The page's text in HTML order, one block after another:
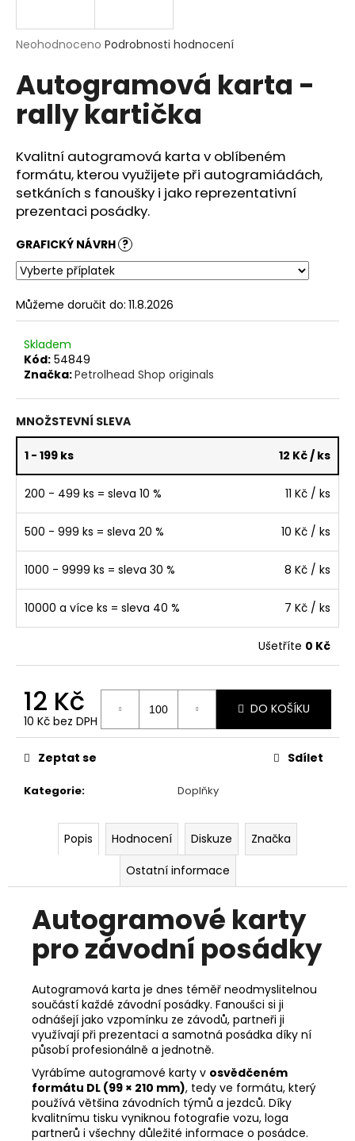
Průměrné
produktu
je
hvězdiček.
Neohodnoceno Podrobnosti hodnocení
Autogramová karta -
rally kartička
Kvalitní autogramová karta v oblíbeném
formátu, kterou využijete při autogramiádách,
setkáních s fanoušky i jako reprezentativní
prezentaci posádky.
GRAFICKÝ NÁVRH ?
Můžeme doručit do: 11.8.2026
Skladem
Kód: 54849
Značka:Petrolhead Shop originals
MNOŽSTEVNÍ SLEVA
1 - 199 ks 12 Kč/ ks
200 - 499 ks = sleva 10 % 11 Kč / ks
500 - 999 ks = sleva 20 % 10 Kč / ks
1000 - 9999 ks = sleva 30 % 8 Kč / ks
10000 a více ks = sleva 40 % 7 Kč / ks
Ušetříte 0 Kč
12 Kč
10 Kč bez DPH
Měrná
cena:
DO KOŠÍKU
Kategorie: Doplňky
Zeptat se Sdílet
Popis Hodnocení Diskuze
Značka
Ostatní informace
Autogramové karty
pro závodní posádky
Autogramová karta je dnes téměř neodmyslitelnou
součástí každé závodní posádky. Fanoušci si ji
odnášejí jako vzpomínku ze závodů, partneři ji
využívají při prezentaci a samotná posádka díky ní
působí profesionálně a jednotně.
Vyrábíme autogramové karty v osvědčeném
formátu DL (99 × 210 mm), tedy ve formátu, který
používá většina závodních týmů a jezdců. Díky
kvalitnímu tisku vyniknou fotografie vozu, loga
partnerů i všechny důležité informace o posádce.
j
t
?
HLEDAT
D
o
o
r
u
č
u
j
m
e
PÁNSKÉ
PETROLHEAD
SHOP
917
TYRKYSOVÉ
390